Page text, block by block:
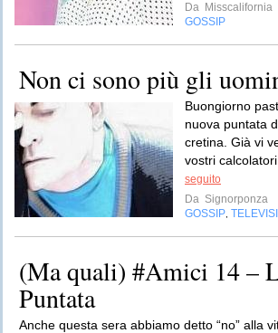
Da Misscalifornia
GOSSIP
Non ci sono più gli
Buongiorno
nuova puntata
cretina. Già vi
vostri
seguito
Da Signorponza
GOSSIP
(Ma quali) #Amici 14 –
Puntata
Anche questa sera abbiamo detto “no” alla